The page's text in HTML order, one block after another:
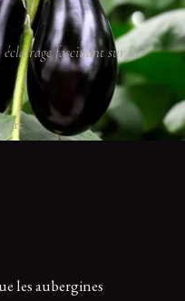
fascinant sur la
les aubergines